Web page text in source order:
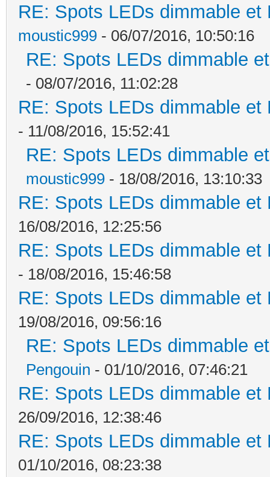
RE: Spots LEDs dimmable
moustic999 - 06/07/2016, 10:50:16
RE: Spots LEDs dimmable
- 08/07/2016, 11:02:28
RE: Spots LEDs dimmable
- 11/08/2016, 15:52:41
RE: Spots LEDs dimmable
moustic999 - 18/08/2016, 13:10:33
RE: Spots LEDs dimmable
16/08/2016, 12:25:56
RE: Spots LEDs dimmable
- 18/08/2016, 15:46:58
RE: Spots LEDs dimmable
19/08/2016, 09:56:16
RE: Spots LEDs dimmable
Pengouin - 01/10/2016, 07:46:21
RE: Spots LEDs dimmable
26/09/2016, 12:38:46
RE: Spots LEDs dimmable
01/10/2016, 08:23:38